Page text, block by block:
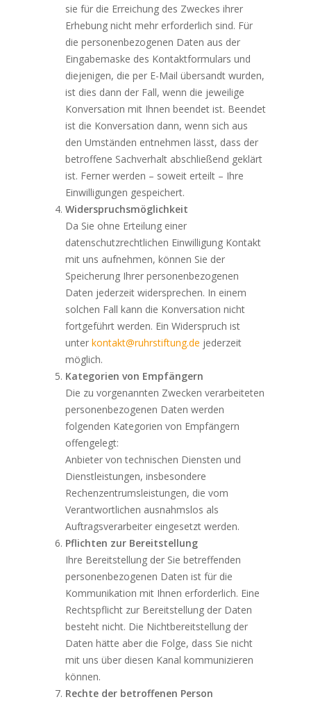
sie für die Erreichung des Zweckes ihrer
Erhebung nicht mehr erforderlich sind. Für
die personenbezogenen Daten aus der
Eingabemaske des Kontaktformulars und
diejenigen, die per E-Mail übersandt wurden,
ist dies dann der Fall, wenn die jeweilige
Konversation mit Ihnen beendet ist. Beendet
ist die Konversation dann, wenn sich aus
den Umständen entnehmen lässt, dass der
betroffene Sachverhalt abschließend geklärt
ist. Ferner werden – soweit erteilt – Ihre
Einwilligungen gespeichert.
Widerspruchsmöglichkeit
Da Sie ohne Erteilung einer
datenschutzrechtlichen Einwilligung Kontakt
mit uns aufnehmen, können Sie der
Speicherung Ihrer personenbezogenen
Daten jederzeit widersprechen. In einem
solchen Fall kann die Konversation nicht
fortgeführt werden. Ein Widerspruch ist
unterkontakt@ruhrstiftung.de jederzeit
möglich.
Kategorien von Empfängern
Die zu vorgenannten Zwecken verarbeiteten
personenbezogenen Daten werden
folgenden Kategorien von Empfängern
offengelegt:
Anbieter von technischen Diensten und
Dienstleistungen, insbesondere
Rechenzentrumsleistungen, die vom
Verantwortlichen ausnahmslos als
Auftragsverarbeiter eingesetzt werden.
Pflichten zur Bereitstellung
Ihre Bereitstellung der Sie betreffenden
personenbezogenen Daten ist für die
Kommunikation mit Ihnen erforderlich. Eine
Rechtspflicht zur Bereitstellung der Daten
besteht nicht. Die Nichtbereitstellung der
Daten hätte aber die Folge, dass Sie nicht
mit uns über diesen Kanal kommunizieren
können.
Rechte der betroffenen Person